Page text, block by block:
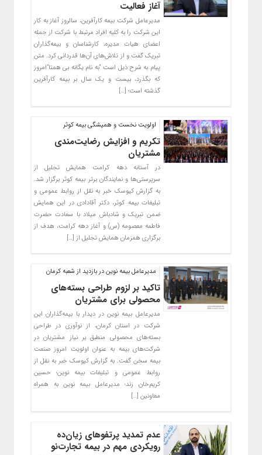
آغاز فعالیت
مدیرعامل شرکت بیمه کارآفرین، سالروز آغاز به کار
این شرکت را به کلیه افراد مرتبط با شرکت از جمله
اعضای هیات مدیره، کارشناسان و بیمه‌گذاران
تبریک گفت و از تلاش‌های آن‌ها قدردانی کرد. متن
پیام به شرح ذیل است “به نام یگانه بی همتا”امروز
که بگذرد، بیست و یک سال بر بیمه کارآفرین
گذشته است؛ […]
اولویت نخست و همیشگی بیمه کوثر
تکریم و افزایش رضایت‌مندی
مشتریان
در آستانه دهه کرامت همایش تجلیل از
سرپرستی‌ها و نمایندگان برتر بیمه کوثر برگزار شد.
به گزارش کیوسک خبر به نقل از روابط عمومی و
تبلیغات بیمه کوثر، دکتر آقادادی در این همایش
ضمن تبریک و شادباش میلاد با سعادت حضرت
فاطمه معصومه (س) و آغاز دهه کرامت، هدف از
برگزاری همزمان همایش تجلیل از […]
مدیرعامل بیمه نوین در بازدید از شعبه کرمان
تاکید بر لزوم طراحی بسته‌های
محصولی برای مشتریان
مدیرعامل بیمه نوین در دیدار با بیمه‌گذاران این
شرکت در استان کرمان، از نوآوری در طراحی
بسته‌های محصولی منطبق بر نیاز مشتریان در
شرکت‌های بیمه به عنوان اولویت امروز صنعت
بیمه سخن گفت. به گزارش کیوسک خبر به نقل از
روابط عمومی و تبلیغات بیمه نوین؛ حسین
کریم‌خان زند؛ مدیرعامل بیمه نوین به همراه
معاونین […]
عدم تمدید پرتفوهای زیان‌ده
رویکردی مهم در بیمه تجارت‌‌نو